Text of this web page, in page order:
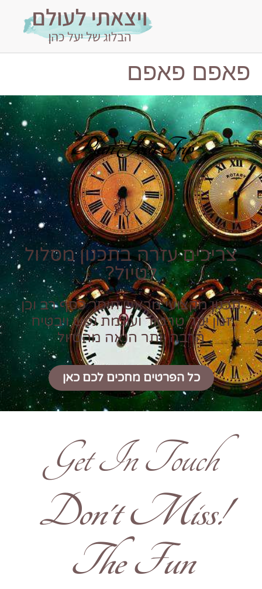
פאפם פאפם
Plan Your Trip
צריכים עזרה בתכנון מסלול
לטיול?
תכנון מקצועי מראש חוסך כסף רב וכן
זמן יקר טרטור ועוגמת נפש ויבטיח
הרבה יותר הנאה מהטיול
כל הפרטים מחכים לכם כאן
Get In Touch
!Don't Miss
The Fun